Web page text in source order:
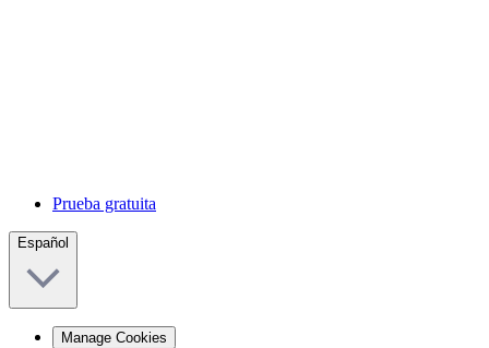
Prueba gratuita
Español
Manage Cookies